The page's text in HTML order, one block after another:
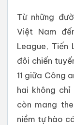
Từ những
Việt Nam
League, Tiến
đôi chiến
11 giữa Công
hai không
còn mang
niềm tự hào